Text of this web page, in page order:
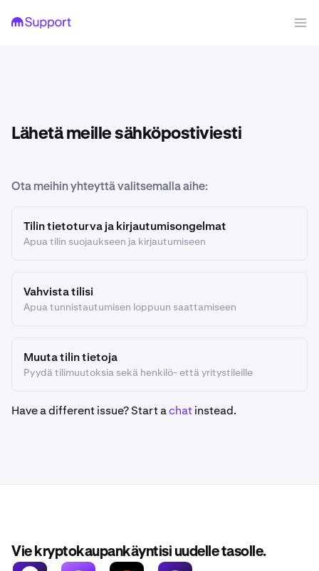
Lähetä meille sähköpostiviesti
Ota meihin yhteyttä valitsemalla aihe:
Tilin tietoturva ja kirjautumisongelmat
Apua tilin suojaukseen ja kirjautumiseen
Vahvista tilisi
Apua tunnistautumisen loppuun saattamiseen
Muuta tilin tietoja
Pyydä tilimuutoksia sekä henkilö- että yritystileille
Have a different issue? Start achatinstead.
Vie kryptokaupankäyntisi uudelle tasolle.